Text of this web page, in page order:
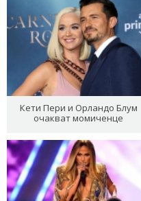
Кети Пери и Орландо Блум
очакват момиченце